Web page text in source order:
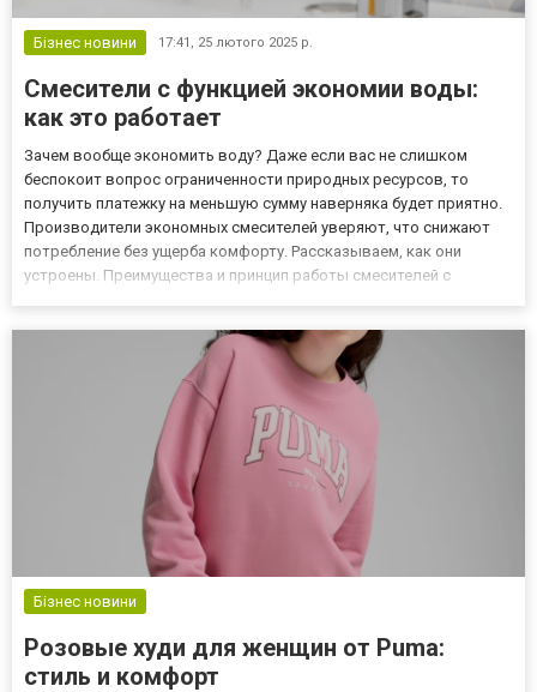
Бізнес новини 17:41, 25 лютого 2025 р.
Смесители с функцией экономии воды:
как это работает
Зачем вообще экономить воду? Даже если вас не слишком
беспокоит вопрос ограниченности природных ресурсов, то
получить платежку на меньшую сумму наверняка будет приятно.
Производители экономных смесителей уверяют, что снижают
потребление без ущерба комфорту. Рассказываем, как они
устроены. Преимущества и принцип работы смесителей с
Бізнес новини
Розовые худи для женщин от Puma:
стиль и комфорт